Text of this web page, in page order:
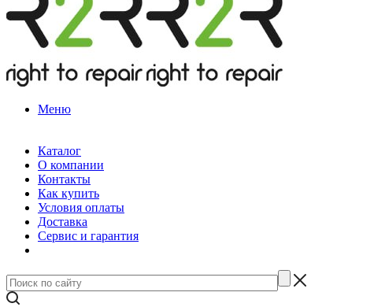
Меню
Каталог
О компании
Контакты
Как купить
Условия оплаты
Доставка
Сервис и гарантия